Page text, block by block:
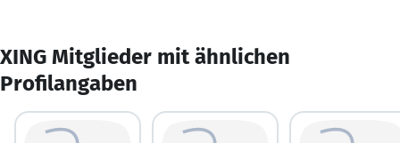
XING Mitglieder mit ähnlichen
Profilangaben